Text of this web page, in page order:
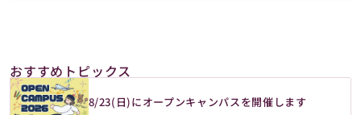
おすすめトピックス
8/23(日)にオープンキャンパスを開催します